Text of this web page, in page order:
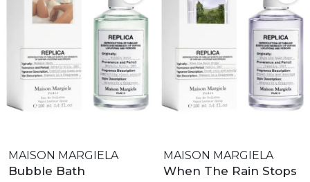
MAISON MARGIELA
Bubble Bath
MAISON MARGIELA
When The Rain Stops